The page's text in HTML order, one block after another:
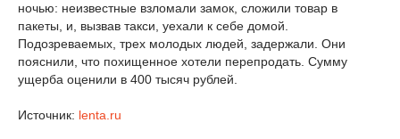
ночью: неизвестные взломали замок, сложили товар в
пакеты, и, вызвав такси, уехали к себе домой.
Подозреваемых, трех молодых людей, задержали. Они
пояснили, что похищенное хотели перепродать. Сумму
ущерба оценили в 400 тысяч рублей.
Источник: lenta.ru